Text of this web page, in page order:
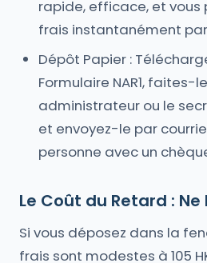
rapide, efficace, et vous
frais instantanément
Dépôt Papier :
Formulaire NAR1, faites-
administrateur ou le
et envoyez-le par
personne avec un
Le Coût du Retard : Ne
Si vous déposez dans la
frais sont modestes à 105